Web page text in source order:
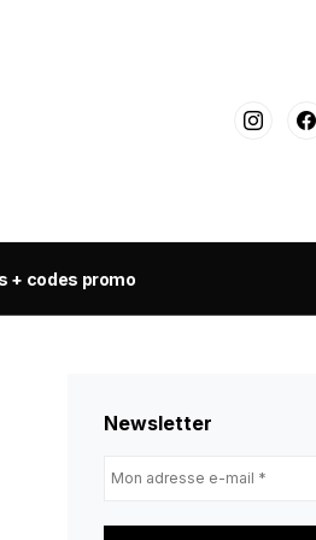
+ codes promo
Newsletter